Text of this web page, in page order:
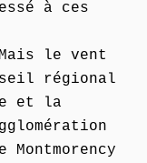
à ces
le vent
régional
et la